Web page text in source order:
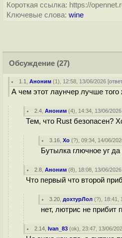
Короткая ссылка: https://
Ключевые слова: wine
Обсуждение (27)
1.1 ,Аноним (1), 12:58, 13/06/2026 [
А чем этот лаунчер лучше того
2.4 ,Аноним (4), 14:34, 13/06/
Тем, что Rust безопасен?
3.16 ,Xo (?), 09:34, 14/06/
Бутылка глючное уг
2.8 ,Аноним (8), 18:08, 13/06/
Что первый что второй
3.20 дохтурЛол (?), 18:41,
нет, лютрис не прибит
2.14 ,Ivan_83 (ok), 23:47, 13/06/